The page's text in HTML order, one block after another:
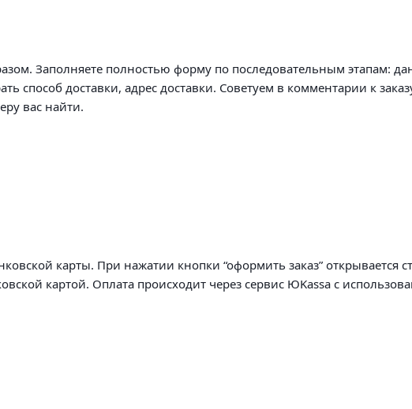
Заполняете полностью форму по последовательным этапам:
способ доставки, адрес доставки. Советуем в комментарии к
вас найти.
карты. При нажатии кнопки “оформить заказ” открывается
картой. Оплата происходит через сервис ЮKassa с